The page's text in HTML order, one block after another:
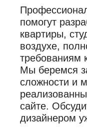
помогут
квартиры,
воздухе,
требованиям
Мы беремся
сложности и
сайте.
дизайнером